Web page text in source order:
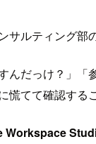
サルティング部
んだっけ？」「
慌てて確認する
Workspace